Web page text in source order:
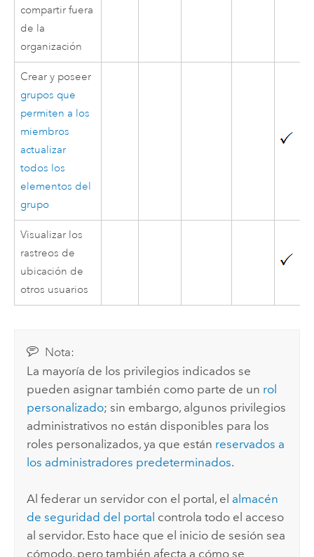
compartir fuera
de la
organización
Crear y poseer
grupos que
permiten a los
miembros
actualizar
todos los
elementos del
grupo
Visualizar los
rastreos de
ubicación de
otros usuarios
Nota:
La mayoría de los privilegios indicados se
pueden asignar también como parte de un rol
personalizado; sin embargo, algunos privilegios
administrativos no están disponibles para los
roles personalizados, ya que están reservados a
los administradores predeterminados.
Al federar un servidor con el portal, el almacén
de seguridad del portal controla todo el acceso
al servidor. Esto hace que el inicio de sesión sea
cómodo, pero también afecta a cómo se